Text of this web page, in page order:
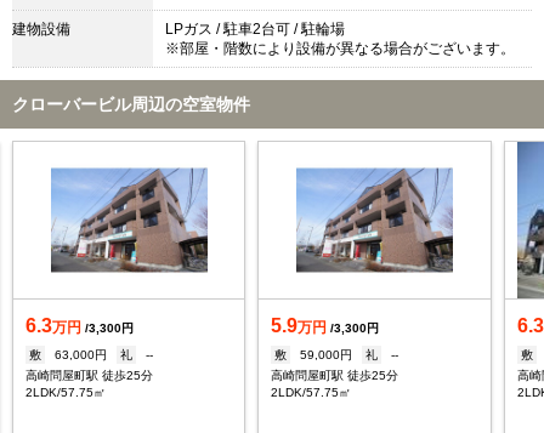
建物設備
LPガス / 駐車2台可 / 駐輪場
※部屋・階数により設備が異なる場合がございます。
クローバービル周辺の空室物件
6.3万円 /3,300円
敷
63,000円 礼
--
高崎問屋町駅 徒歩25分
2LDK/57.75㎡
5.9万円 /3,300円
敷
59,000円 礼
--
高崎問屋町駅 徒歩25分
2LDK/57.75㎡
6.3
敷
高崎